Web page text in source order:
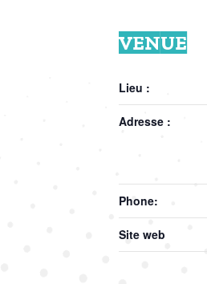
VENUE
Lieu :
Adresse :
Phone:
Site web